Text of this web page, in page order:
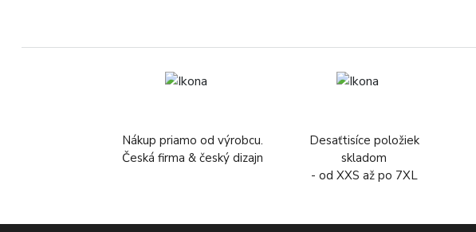
Nákup priamo od výrobcu.
Česká firma & český dizajn
Desaťtisíce položiek
skladom
- od XXS až po 7XL